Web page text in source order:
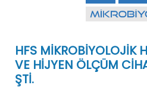
HFS MİKROBİYOLOJİK
VE HİJYEN ÖLÇÜM
ŞTİ.